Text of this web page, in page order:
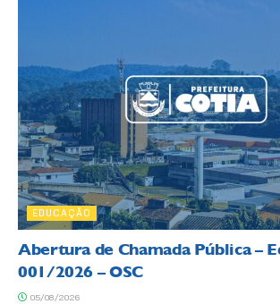
EDUCAÇÃO
Abertura de Chamada Pública –
001/2026 – OSC
05/08/2026